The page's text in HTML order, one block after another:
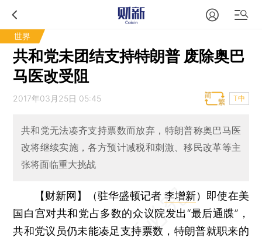
世界
共和党未团结支持特朗普 废除奥巴
马医改受阻
2017年03月25日 05:45 T中
共和党无法凑齐支持票数而放弃，特朗普称奥巴马医
改将继续实施，各方预计减税和刺激、移民改革等主
张将面临重大挑战
【财新网】（驻华盛顿记者 李增新） 即使在美
国白宫对共和党占多数的众议院发出“最后通牒”，
共和党议员仍未能凑足支持票数，特朗普就职来的